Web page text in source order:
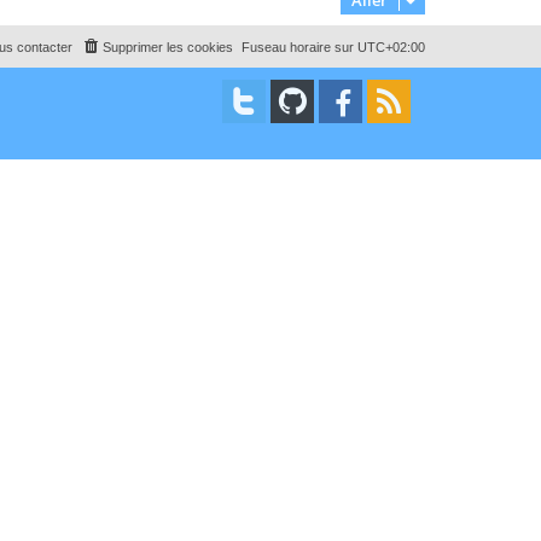
Fuseau horaire sur UTC+02:00
Supprimer les cookies
contacter